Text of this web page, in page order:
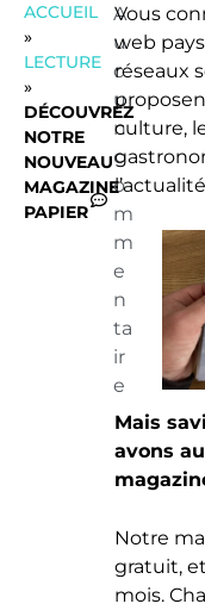
ACCUEIL
»
LECTURE
»
DÉCOUVREZ
NOTRE
NOUVEAU
MAGAZINE
PAPIER
A
u
c
u
n
c
o
m
m
e
n
ta
ir
e
Vous
web
réseaux
culture,
Mais
avons
Notre
gratuit,
mois.